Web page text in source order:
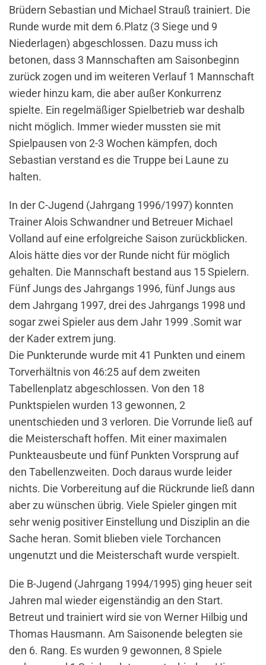
Brüdern Sebastian und Michael Strauß trainiert. Die
Runde wurde mit dem 6.Platz (3 Siege und 9
Niederlagen) abgeschlossen. Dazu muss ich
betonen, dass 3 Mannschaften am Saisonbeginn
zurück zogen und im weiteren Verlauf 1 Mannschaft
wieder hinzu kam, die aber außer Konkurrenz
spielte. Ein regelmäßiger Spielbetrieb war deshalb
nicht möglich. Immer wieder mussten sie mit
Spielpausen von 2-3 Wochen kämpfen, doch
Sebastian verstand es die Truppe bei Laune zu
halten.
In der C-Jugend (Jahrgang 1996/1997) konnten
Trainer Alois Schwandner und Betreuer Michael
Volland auf eine erfolgreiche Saison zurückblicken.
Alois hätte dies vor der Runde nicht für möglich
gehalten. Die Mannschaft bestand aus 15 Spielern.
Fünf Jungs des Jahrgangs 1996, fünf Jungs aus
dem Jahrgang 1997, drei des Jahrgangs 1998 und
sogar zwei Spieler aus dem Jahr 1999 .Somit war
der Kader extrem jung.
Die Punkterunde wurde mit 41 Punkten und einem
Torverhältnis von 46:25 auf dem zweiten
Tabellenplatz abgeschlossen. Von den 18
Punktspielen wurden 13 gewonnen, 2
unentschieden und 3 verloren. Die Vorrunde ließ auf
die Meisterschaft hoffen. Mit einer maximalen
Punkteausbeute und fünf Punkten Vorsprung auf
den Tabellenzweiten. Doch daraus wurde leider
nichts. Die Vorbereitung auf die Rückrunde ließ dann
aber zu wünschen übrig. Viele Spieler gingen mit
sehr wenig positiver Einstellung und Disziplin an die
Sache heran. Somit blieben viele Torchancen
ungenutzt und die Meisterschaft wurde verspielt.
Die B-Jugend (Jahrgang 1994/1995) ging heuer seit
Jahren mal wieder eigenständig an den Start.
Betreut und trainiert wird sie von Werner Hilbig und
Thomas Hausmann. Am Saisonende belegten sie
den 6. Rang. Es wurden 9 gewonnen, 8 Spiele